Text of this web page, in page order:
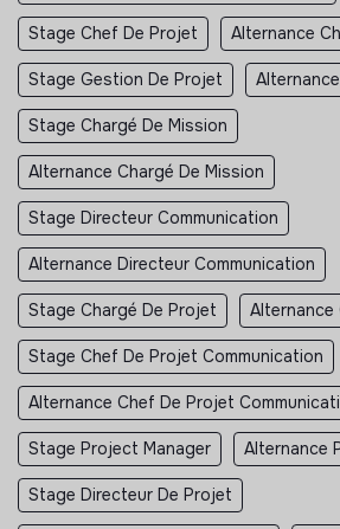
Stage Chef De Projet Alternance
Stage Gestion De Projet
Stage Chargé De Mission
Alternance Chargé De Mission
Stage Directeur Communication
Alternance Directeur Communication
Stage Chargé De Projet Alternance
Stage Chef De Projet Communication
Alternance Chef De Projet
Stage Project Manager Alternance
Stage Directeur De Projet